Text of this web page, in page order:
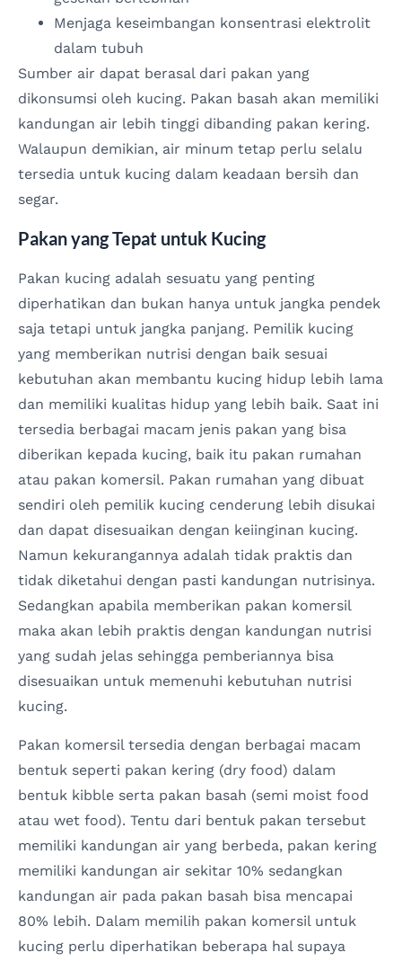
Menjaga keseimbangan konsentrasi elektrolit
dalam tubuh
Sumber air dapat berasal dari pakan yang
dikonsumsi oleh kucing. Pakan basah akan memiliki
kandungan air lebih tinggi dibanding pakan kering.
Walaupun demikian, air minum tetap perlu selalu
tersedia untuk kucing dalam keadaan bersih dan
segar.
Pakan yang Tepat untuk Kucing
Pakan kucing adalah sesuatu yang penting
diperhatikan dan bukan hanya untuk jangka pendek
saja tetapi untuk jangka panjang. Pemilik kucing
yang memberikan nutrisi dengan baik sesuai
kebutuhan akan membantu kucing hidup lebih lama
dan memiliki kualitas hidup yang lebih baik. Saat ini
tersedia berbagai macam jenis pakan yang bisa
diberikan kepada kucing, baik itu pakan rumahan
atau pakan komersil. Pakan rumahan yang dibuat
sendiri oleh pemilik kucing cenderung lebih disukai
dan dapat disesuaikan dengan keiinginan kucing.
Namun kekurangannya adalah tidak praktis dan
tidak diketahui dengan pasti kandungan nutrisinya.
Sedangkan apabila memberikan pakan komersil
maka akan lebih praktis dengan kandungan nutrisi
yang sudah jelas sehingga pemberiannya bisa
disesuaikan untuk memenuhi kebutuhan nutrisi
kucing.
Pakan komersil tersedia dengan berbagai macam
bentuk seperti pakan kering (dry food) dalam
bentuk kibble serta pakan basah (semi moist food
atau wet food). Tentu dari bentuk pakan tersebut
memiliki kandungan air yang berbeda, pakan kering
memiliki kandungan air sekitar 10% sedangkan
kandungan air pada pakan basah bisa mencapai
80% lebih. Dalam memilih pakan komersil untuk
kucing perlu diperhatikan beberapa hal supaya